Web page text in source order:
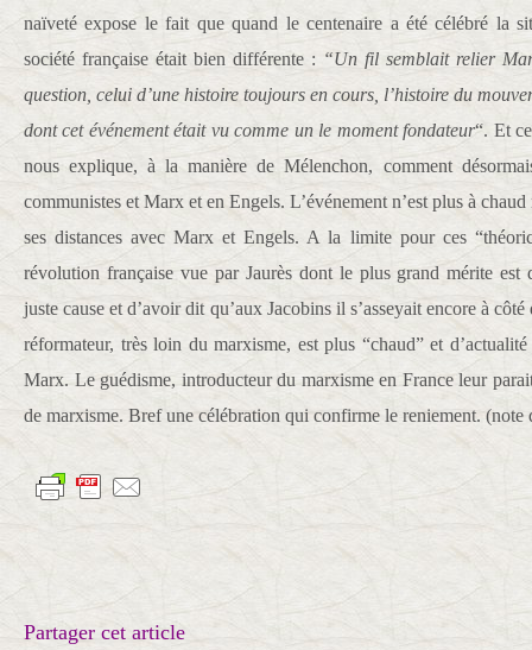
naïveté expose le fait que quand le centenaire a été célébré la
société française était bien différente : “Un fil semblait relier
question, celui d’une histoire toujours en cours, l’histoire du
dont cet événement était vu comme un le moment fondateur“. Et
nous explique, à la manière de Mélenchon, comment
communistes et Marx et en Engels. L’événement n’est plus à
ses distances avec Marx et Engels. A la limite pour ces
révolution française vue par Jaurès dont le plus grand mérite est
juste cause et d’avoir dit qu’aux Jacobins il s’asseyait encore à
réformateur, très loin du marxisme, est plus “chaud” et
Marx. Le guédisme, introducteur du marxisme en France leur
de marxisme. Bref une célébration qui confirme le reniement.
Partager cet article